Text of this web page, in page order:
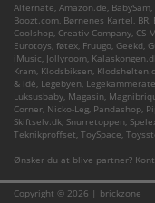
Alternate, Amazon.de, BabySam,
Boozt.com, Børnenes Kartel, BR,
Coolshop, Creativ Company, CS
Eurotoys, føtex, Fruugo, Geekd,
iMusic, Jollyroom,
Kram, Klodsbiksen,
& idé, Legebyen,
Luksusbaby, Magasin,
Corner, Nicko-Leg, Pandashop,
Skiftselv.dk, Snurretoppen,
Teknikproffset, ToySpace,
Ønsker du at blive partner?
Copyright © 2026 | brickzone